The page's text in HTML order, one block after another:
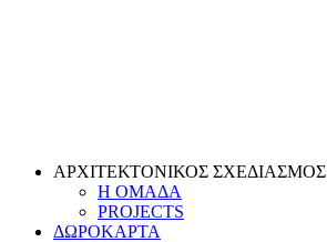
ΑΡΧΙΤΕΚΤΟΝΙΚΟΣ ΣΧΕΔΙΑΣΜΟΣ
Η ΟΜΑΔΑ
PROJECTS
ΔΩΡΟΚΑΡΤΑ